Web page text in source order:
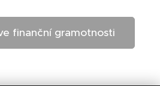
finanční gramotnosti